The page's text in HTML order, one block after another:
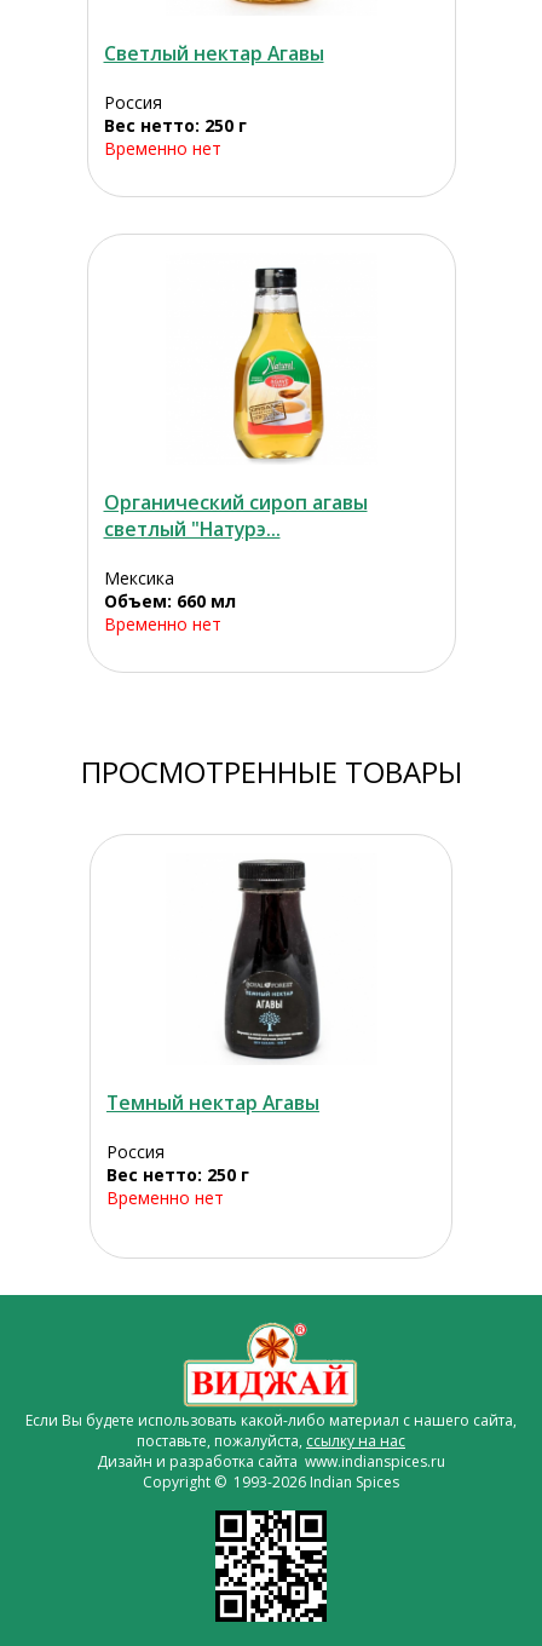
Светлый нектар Агавы
Россия
Вес нетто: 250 г
Временно нет
Органический сироп агавы
светлый "Натурэ...
Мексика
Объем: 660 мл
Временно нет
ПРОСМОТРЕННЫЕ ТОВАРЫ
Темный нектар Агавы
Россия
Вес нетто: 250 г
Временно нет
Если Вы будете использовать какой-либо материал с нашего сайта,
поставьте, пожалуйста, ссылку на нас
Дизайн и разработка сайта www.indianspices.ru
Copyright © 1993-2026 Indian Spices